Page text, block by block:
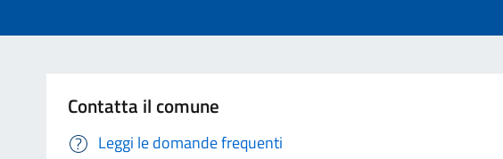
Contatta il comune
Leggi le domande frequenti